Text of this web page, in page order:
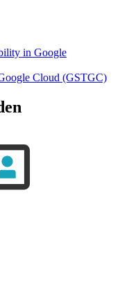
in Google
Cloud (GSTGC)